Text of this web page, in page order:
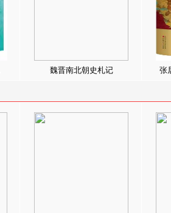
魏晋南北朝史札记 张